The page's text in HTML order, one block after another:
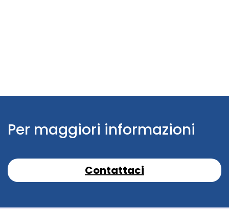
Per maggiori informazioni
Contattaci